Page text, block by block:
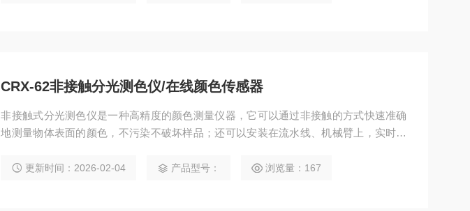
CRX-62非接触分光测色仪/在线颜色传感器
非接触式分光测色仪是一种高精度的颜色测量仪器，它可以通过非接触的方式快速准确
地测量物体表面的颜色，不污染不破坏样品；还可以安装在流水线、机械臂上，实时的
明/0°测量） 内置校准，无需人工干预，确保长期稳定运行 可用于湿膜非接触颜色检测，
更新时间：2026-02-04 产品型号： 浏览量：167